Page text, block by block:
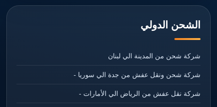
الشحن الدولي
شركة شحن من المدينة الي لبنان
شركة شحن ونقل عفش من جدة الي سوريا -
شركة نقل عفش من الرياض الي الأمارات -